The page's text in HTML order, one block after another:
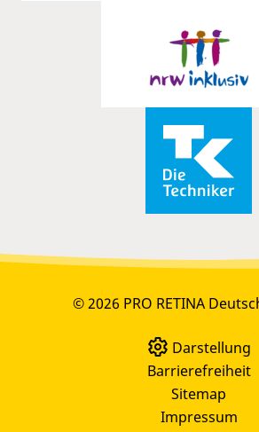
© 2026 PRO RETINA
Darstellung
Barrierefreiheit
Sitemap
Impressum